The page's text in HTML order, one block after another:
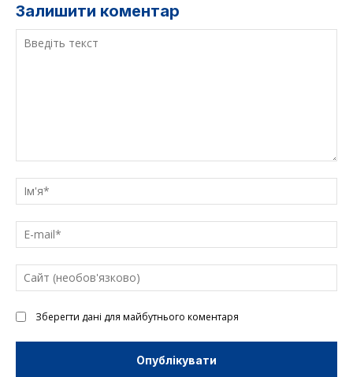
Залишити коментар
текст
Зберегти дані для майбутнього коментаря